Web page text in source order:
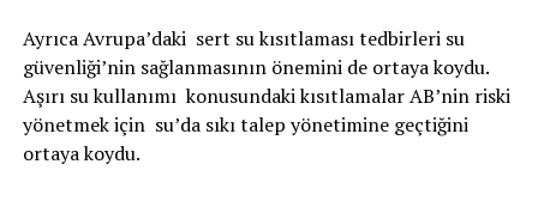
Ayrıca Avrupa’daki sert su kısıtlaması tedbirleri su
güvenliği’nin sağlanmasının önemini de ortaya koydu.
Aşırı su kullanımı konusundaki kısıtlamalar AB’nin riski
yönetmek için su’da sıkı talep yönetimine geçtiğini
ortaya koydu.